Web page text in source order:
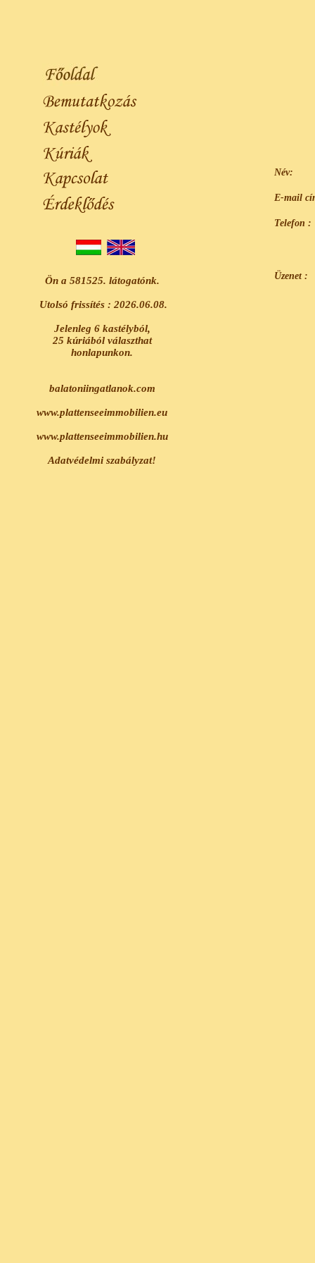
Ön a 581525. látogatónk.
Utolsó frissítés : 2026.06.08.
Jelenleg 6 kastélyból,
25 kúriából választhat
honlapunkon.
balatoniingatlanok.com
www.plattenseeimmobilien.eu
www.plattenseeimmobilien.hu
Adatvédelmi szabályzat!
Név:
E-mail
Telefon :
Üzenet :